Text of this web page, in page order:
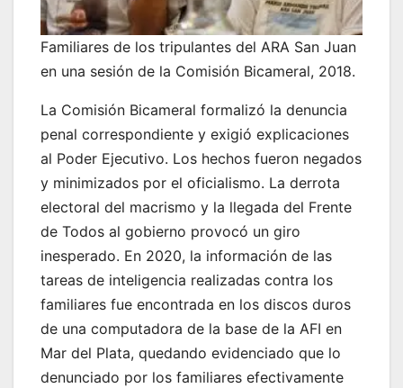
Familiares de los tripulantes del ARA San Juan
en una sesión de la Comisión Bicameral, 2018.
La Comisión Bicameral formalizó la denuncia
penal correspondiente y exigió explicaciones
al Poder Ejecutivo. Los hechos fueron negados
y minimizados por el oficialismo. La derrota
electoral del macrismo y la llegada del Frente
de Todos al gobierno provocó un giro
inesperado. En 2020, la información de las
tareas de inteligencia realizadas contra los
familiares fue encontrada en los discos duros
de una computadora de la base de la AFI en
Mar del Plata, quedando evidenciado que lo
denunciado por los familiares efectivamente